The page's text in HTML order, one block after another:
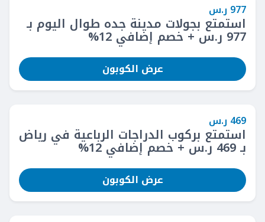
977 ر.س
استمتع بجولات مدينة جده طوال اليوم بـ
977 ر.س + خصم إضافي 12%
عرض الكوبون
469 ر.س
استمتع بركوب الدراجات الرباعية في رياض
بـ 469 ر.س + خصم إضافي 12%
عرض الكوبون